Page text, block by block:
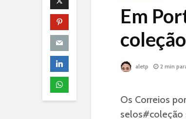
Em
aletp 2 min
Os Correios
selos#coleção